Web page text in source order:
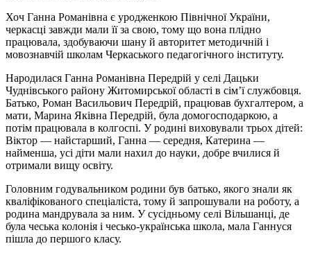
Хоч Ганна Романівна є уродженкою Північної України,
черкасці завжди мали її за свою, тому що вона плідно
працювала, здобуваючи шану й авторитет методичній і
мовознавчій школам Черкаського педагогічного інституту.
Народилася Ганна Романівна Передрій у селі Дацьки
Чуднівського району Житомирської області в сім’ї службовця.
Батько, Роман Васильович Передрій, працював бухгалтером, а
мати, Марина Яківна Передрій, була домогосподаркою, а
потім працювала в колгоспі. У родині виховували трьох дітей:
Віктор — найстарший, Ганна — середня, Катерина —
найменша, усі діти мали нахил до науки, добре вчилися й
отримали вищу освіту.
Головним годувальником родини був батько, якого знали як
кваліфікованого спеціаліста, тому й запрошували на роботу, а
родина мандрувала за ним. У сусідньому селі Вільшанці, де
була чеська колонія і чесько-українська школа, мала Ганнуся
пішла до першого класу.